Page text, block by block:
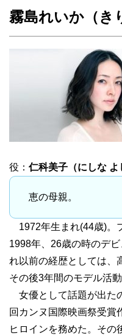
霧島れいか（き
役： 仁科美子（にしな よ
恵の母親。
1972年生まれ(44歳)。
1998年、26歳の時のデ
れ以前の経歴としては、
その後3年間のモデル活動
女優として話題が出た
回カンヌ国際映画祭受賞
ヒロインを務めた。その